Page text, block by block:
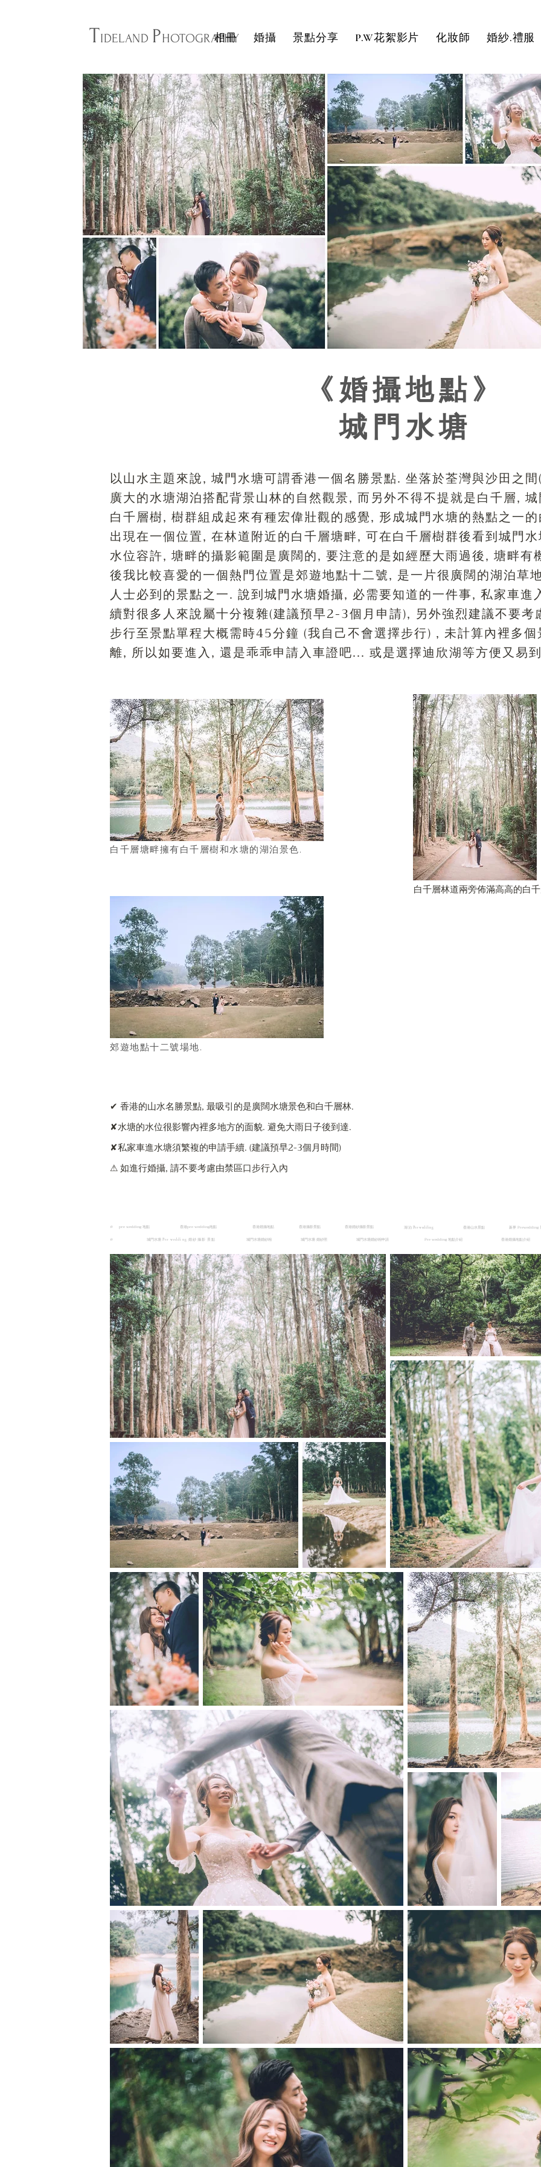
相冊 婚攝 景點分享 P.W花絮影片 化妝師 婚紗.禮服
TIDELAND PHOTOGRAPHY
《婚攝地點》
城門水塘
以山水主題來說, 城門水塘可謂香港一個名勝景點. 坐落於荃灣與沙田之
廣大的水塘湖泊搭配背景山林的自然觀景, 而另外不得不提就是白千層,
白千層樹, 樹群組成起來有種宏偉壯觀的感覺, 形成城門水塘的熱點之一
出現在一個位置, 在林道附近的白千層塘畔, 可在白千層樹群後看到城門
水位容許, 塘畔的攝影範圍是廣闊的, 要注意的是如經歷大雨過後, 塘畔
後我比較喜愛的一個熱門位置是郊遊地點十二號, 是一片很廣闊的湖泊草
人士必到的景點之一. 說到城門水塘婚攝, 必需要知道的一件事, 私家車
續對很多人來說屬十分複雜(建議預早2-3個月申請), 另外強烈建議不要
步行至景點單程大概需時45分鐘 (我自己不會選擇步行) , 未計算內裡多
離, 所以如要進入, 還是乖乖申請入車證吧... 或是選擇迪欣湖等方便又易
白千層塘畔擁有白千層樹和水塘的湖泊景色.
白千層林道兩旁佈滿高高的白
郊遊地點十二號場地.
✔ 香港的山水名勝景點, 最吸引的是廣闊水塘景色和白千層林.
✘水塘的水位很影響內裡多地方的面貌. 避免大雨日子後到達.
✘私家車進水塘須繁複的申請手續. (建議預早2-3個月時間)
⚠ 如進行婚攝, 請不要考慮由禁區口步行入內
#
#
香港婚紗攝影景點 湖泊 Pre wedding
pre wedding 地點 香港pre wedding地點 香港婚攝地點 香港攝影景點
城門水塘 Pre wedding 婚紗攝影 景點 城門水塘婚紗相 城門水塘 婚紗照 城門水塘婚紗相申請
新界 Prewedding
Pre wedding 地點介紹
香港山水景點
香港婚攝地點介紹